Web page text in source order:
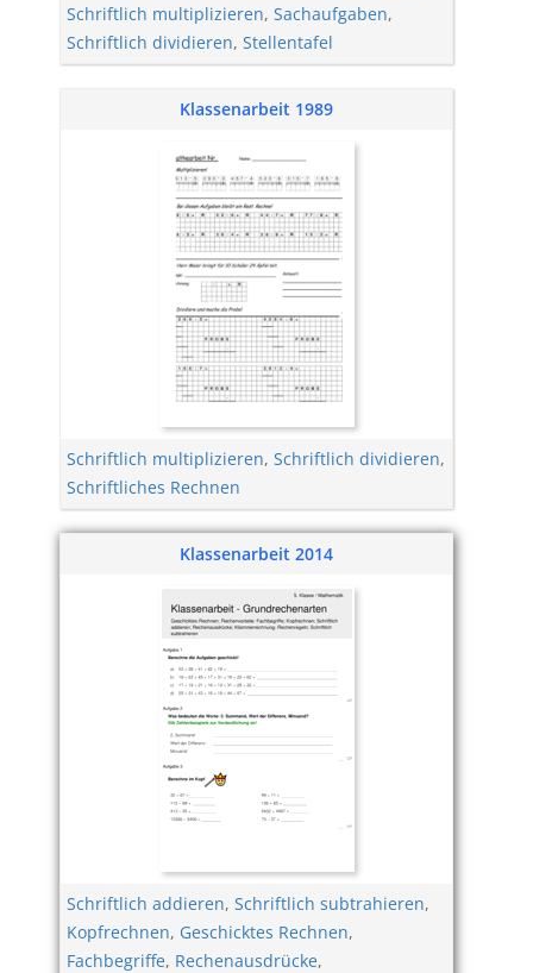
Schriftlich multiplizieren, Sachaufgaben,
Schriftlich dividieren, Stellentafel
Klassenarbeit 1989
Schriftlich multiplizieren, Schriftlich dividieren,
Schriftliches Rechnen
Klassenarbeit 2014
Schriftlich addieren, Schriftlich subtrahieren,
Kopfrechnen, Geschicktes Rechnen,
Fachbegriffe, Rechenausdrücke,